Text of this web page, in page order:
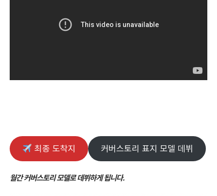
최종 도착지 커버스토리 표지 모델 데뷔
월간 커버스토리 모델로 데뷔하게 됩니다.